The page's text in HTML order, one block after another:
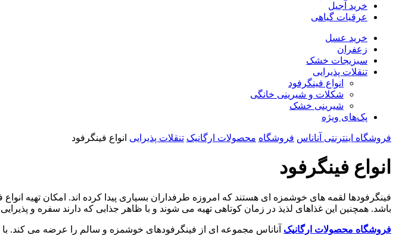
خرید آجیل
عرقیات گیاهی
خرید عسل
زعفران
سبزیجات خشک
تنقلات پذیرایی
انواع فینگرفود
شکلات و شیرینی خانگی
شیرینی خشک
پک‌های ویژه
فروشگاه اینترنتی آناناس فروشگاه محصولات ارگانیک تنقلات پذیرایی انواع فینگرفود
انواع فینگرفود
فینگرفودها لقمه های خوشمزه ای هستند که امروزه طرفداران بسیاری پیدا کرده اند. امکان تهیه
باشد. همچنین این غذاهای لذیذ در زمان کوتاهی تهیه می شوند و با ظاهر جذابی که دارند سفره و
فروشگاه محصولات ارگانیک آناناس مجموعه ای از فینگرفودهای خوشمزه و سالم را عرضه می کند. با